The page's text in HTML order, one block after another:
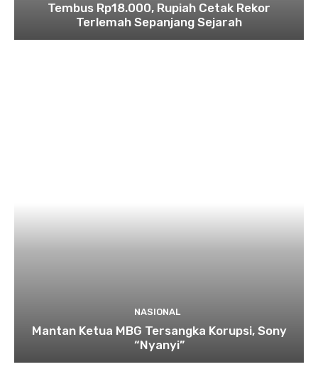
Tembus Rp18.000, Rupiah Cetak Rekor
Terlemah Sepanjang Sejarah
NASIONAL
Mantan Ketua MBG Tersangka Korupsi, Sony
“Nyanyi”